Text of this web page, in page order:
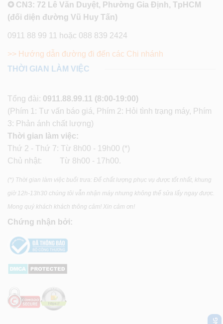
✪ CN3: 72 Lê Văn Duyệt, Phường Gia Định, TpHCM
(đối diện đường Vũ Huy Tấn)
0911 88 99 11 hoặc 088 839 2424
>> Hướng dẫn đường đi đến các Chi nhánh
THỜI GIAN LÀM VIỆC
Tổng đài: 0911.88.99.11 (8:00-19:00)
(Phím 1: Tư vấn báo giá, Phím 2: Hỏi tình trạng máy, Phím
3: Phản ánh chất lượng)
Thời gian làm việc:
Thứ 2 - Thứ 7: Từ 8h00 - 19h00 (*)
Chủ nhật: Từ 8h00 - 17h00.
(*) Thời gian làm việc buổi trưa: Để chất lượng phục vụ được tốt nhất, khung
giờ 12h-13h30 chúng tôi vẫn nhận máy nhưng không thể sửa lấy ngay được.
Mong quý khách khách thông cảm! Xin cảm ơn!
Chứng nhận bởi: